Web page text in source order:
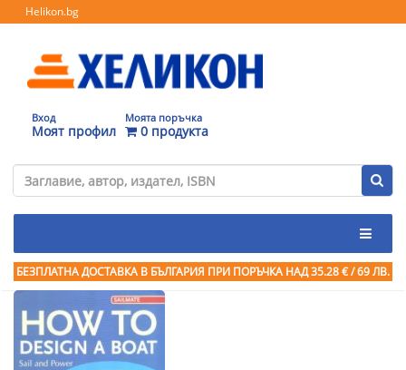
Helikon.bg
Вход
Моят профил
Моята поръчка
0 продукта
БЕЗПЛАТНА ДОСТАВКА В БЪЛГАРИЯ ПРИ ПОРЪЧКА НАД 35.28 € / 69 ЛВ.